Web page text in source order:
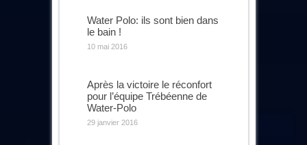
Water Polo: ils sont bien dans
le bain !
10 mai 2016
Après la victoire le réconfort
pour l’équipe Trébéenne de
Water-Polo
29 janvier 2016